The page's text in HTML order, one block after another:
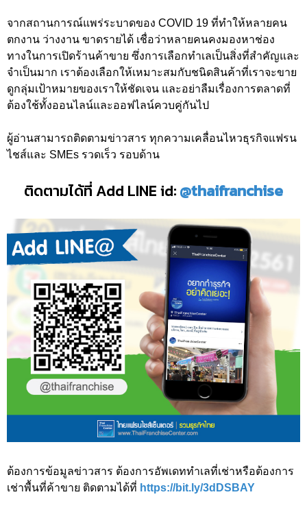
จากสถานการณ์แพร่ระบาดของ COVID 19 ที่ทำให้หลายคน
ตกงาน ว่างงาน ขาดรายได้ เชื่อว่าหลายคนคงมองหาช่อง
ทางในการเปิดร้านค้าขาย ซึ่งการเลือกทำเลเป็นสิ่งที่สำคัญและ
จำเป็นมาก เราต้องเลือกให้เหมาะสมกับชนิดสินค้าที่เราจะขาย
ดูกลุ่มเป้าหมายของเราให้ชัดเจน และอย่าลืมเรื่องการตลาดที่
ต้องใช้ทั้งออนไลน์และออฟไลน์ควบคู่กันไป
ผู้อ่านสามารถติดตามข่าวสาร ทุกความเคลื่อนไหวธุรกิจแฟรน
ไชส์และ SMEs รวดเร็ว รอบด้าน
ติดตามได้ที่ Add LINE id:@thaifranchise
ต้องการข้อมูลข่าวสาร ต้องการอัพเดททำเลที่เช่าหรือต้องการ
เช่าพื้นที่ค้าขาย ติดตามได้ที่ https://bit.ly/3dDSBAY